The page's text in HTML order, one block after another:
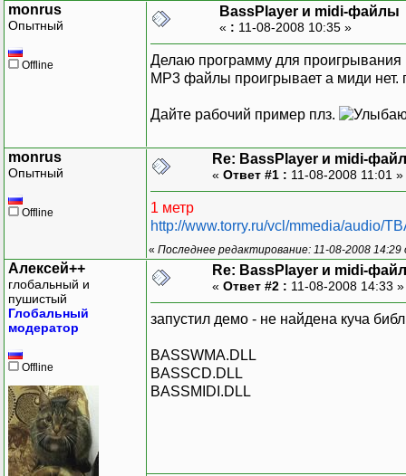
monrus
Опытный
Offline
BassPlayer и midi-файлы
« : 11-08-2008 10:35 »
Делаю программу для проигрывания
MP3 файлы проигрывает а миди нет.
Дайте рабочий пример плз.
monrus
Опытный
Offline
Re: BassPlayer и midi-
« Ответ #1 : 11-08-2008 11:01 »
1 метр
http://www.torry.ru/vcl/mmedia/audio/
« Последнее редактирование: 11-08-2008 14:29
Алексей++
глобальный и
пушистый
Глобальный
модератор
Offline
Re: BassPlayer и midi-
« Ответ #2 : 11-08-2008 14:33
запустил демо - не найдена куча
BASSWMA.DLL
BASSCD.DLL
BASSMIDI.DLL